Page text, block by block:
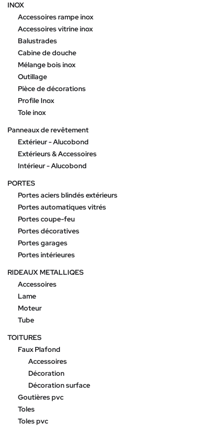
INOX
Accessoires rampe inox
Accessoires vitrine inox
Balustrades
Cabine de douche
Mélange bois inox
Outillage
Pièce de décorations
Profile Inox
Tole inox
Panneaux de revêtement
Extérieur - Alucobond
Extérieurs & Accessoires
Intérieur - Alucobond
PORTES
Portes aciers blindés extérieurs
Portes automatiques vitrés
Portes coupe-feu
Portes décoratives
Portes garages
Portes intérieures
RIDEAUX METALLIQES
Accessoires
Lame
Moteur
Tube
TOITURES
Faux Plafond
Accessoires
Décoration
Décoration surface
Goutières pvc
Toles
Toles pvc